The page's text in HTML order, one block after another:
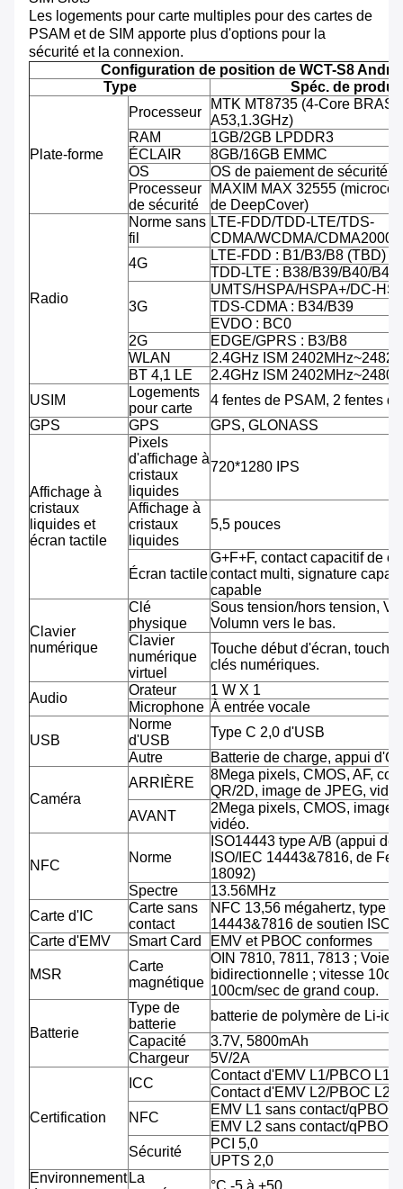
Les logements pour carte multiples pour des cartes de
PSAM et de SIM apporte plus d'options pour la
sécurité et la connexion.
Configuration de position de WCT-S8
Type
Spéc. de produit
Plate-forme
Processeur
MTK MT8735 (4-Core BRAS
A53,1.3GHz)
RAM
1GB/2GB LPDDR3
ÉCLAIR
8GB/16GB EMMC
OS
OS de paiement de sécurité
Processeur
de sécurité
MAXIM MAX 32555
de DeepCover)
Radio
Norme sans
fil
LTE-FDD/TDD-LTE/TDS-
CDMA/WCDMA/CDMA2000/
4G
LTE-FDD : B1/B3/B8 (TBD)
TDD-LTE : B38/B39/B40/B41
3G
UMTS/HSPA/HSPA+/DC-
TDS-CDMA : B34/B39
EVDO : BC0
2G
EDGE/GPRS : B3/B8
WLAN
2.4GHz ISM
BT 4,1 LE
2.4GHz ISM
USIM
Logements
pour carte
4 fentes de PSAM, 2 fentes
GPS
GPS GPS, GLONASS
Affichage à
cristaux
liquides et
écran tactile
Pixels
d'affichage à
cristaux
liquides
720*1280 IPS
Affichage à
cristaux
liquides
5,5 pouces
Écran tactile
G+F+F, contact capacitif de
contact multi, signature
capable
Clavier
numérique
Clé
physique
Sous tension/hors tension,
Volumn vers le bas.
Clavier
numérique
virtuel
Touche début d'écran, touche
clés numériques.
Audio
Orateur
1 W X 1
Microphone À entrée vocale
USB
Norme
d'USB
Type C 2,0 d'USB
Autre
Batterie de charge, appui
Caméra
ARRIÈRE
8Mega pixels, CMOS, AF,
QR/2D, image de JPEG,
AVANT
2Mega pixels, CMOS, image
vidéo.
NFC
Norme
ISO14443 type A/B (appui de
ISO/IEC 14443&7816, de
18092)
Spectre
13.56MHz
Carte d'IC
Carte sans
contact
NFC 13,56 mégahertz, type
14443&7816 de soutien ISO/
Carte d'EMV
Smart Card EMV et PBOC conformes
MSR
Carte
magnétique
OIN 7810, 7811, 7813 ; Voie
bidirectionnelle ; vitesse
100cm/sec de grand coup.
Batterie
Type de
batterie
batterie de polymère de Li-ion
Capacité
3.7V, 5800mAh
Chargeur
5V/2A
Certification
ICC
Contact d'EMV L1/PBCO L1
Contact d'EMV L2/PBOC L2
NFC
EMV L1 sans contact/qPBOC
EMV L2 sans contact/qPBOC
Sécurité
PCI 5,0
UPTS 2,0
Environnement La